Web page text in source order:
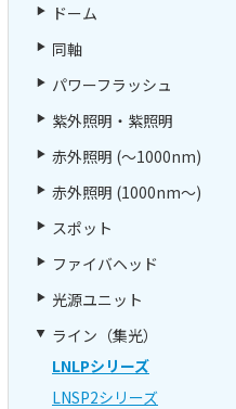
ドーム
同軸
パワーフラッシュ
紫外照明・紫照明
赤外照明 (～1000nm)
赤外照明 (1000nm～)
スポット
ファイバヘッド
光源ユニット
ライン（集光）
LNLPシリーズ
LNSP2シリーズ